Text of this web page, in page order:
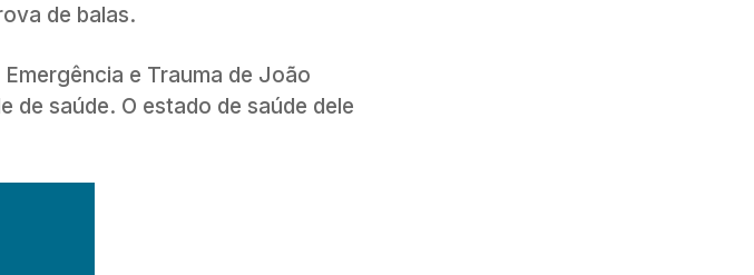
de balas.
e Trauma de João
de saúde. O estado de saúde dele